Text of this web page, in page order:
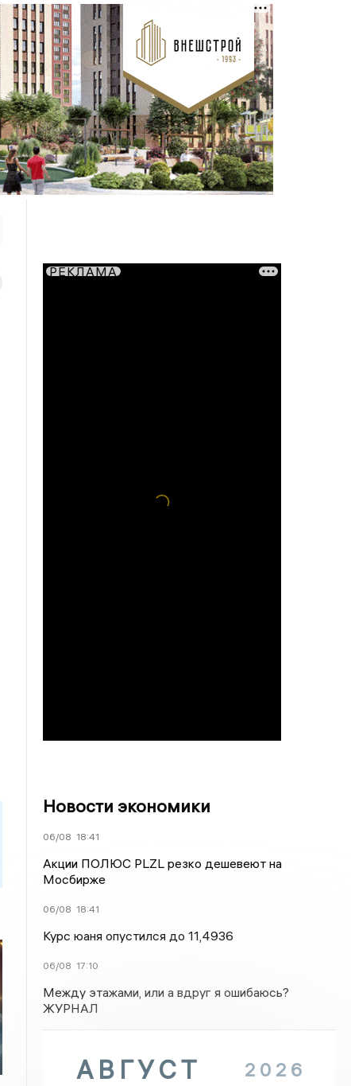
РЕКЛАМА
Новости экономики
06/08 18:41
Акции ПОЛЮС PLZL резко дешевеют на
Мосбирже
06/08 18:41
Курс юаня опустился до 11,4936
06/08 17:10
Между этажами, или а вдруг я ошибаюсь?
ЖУРНАЛ
АВГУСТ 2026